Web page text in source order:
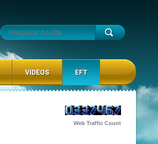
Web Traffic Count
VIDEOS EFT